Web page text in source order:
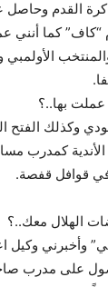
“كاف” كما
الأولمبي
عملت بها..؟
وكذلك الفتح
كمدرب
قوافل قفصة.
الهلال معك..؟
وأخبرني وكيل
على مدرب